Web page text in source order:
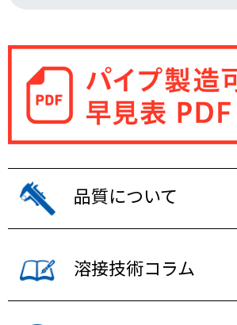
品質について
溶接技術コラム